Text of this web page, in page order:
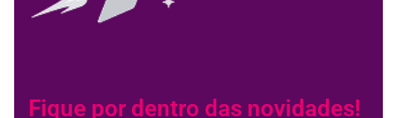
Fique por dentro das novidades!